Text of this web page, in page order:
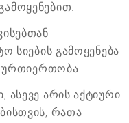
სიების გამოყენება
ურთიერთობა.
ასევე არის აქტიური
რათა